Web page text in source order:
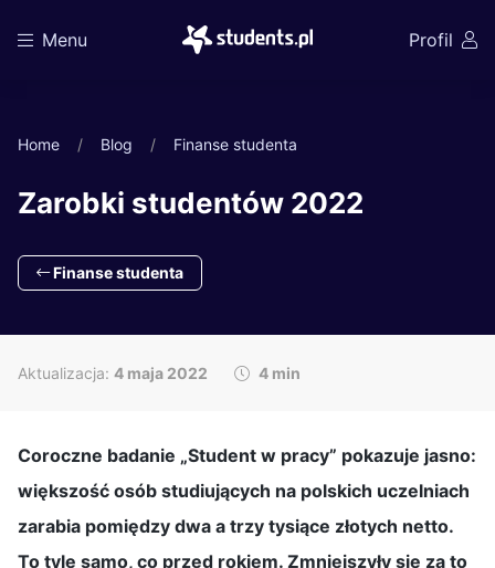
Menu Profil
Home Blog Finanse studenta
Zarobki studentów 2022
Finanse studenta
Aktualizacja: 4 maja 2022 4 min
Coroczne badanie „Student w pracy” pokazuje jasno:
większość osób studiujących na polskich uczelniach
zarabia pomiędzy dwa a trzy tysiące złotych netto.
To tyle samo, co przed rokiem. Zmniejszyły się za to